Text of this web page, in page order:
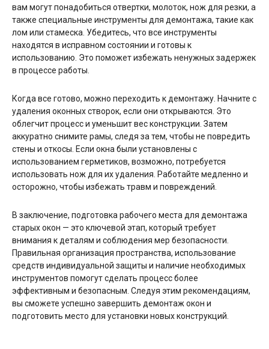
вам могут понадобиться отвертки, молоток, нож для резки, а
также специальные инструменты для демонтажа, такие как
лом или стамеска. Убедитесь, что все инструменты
находятся в исправном состоянии и готовы к
использованию. Это поможет избежать ненужных задержек
в процессе работы.
Когда все готово, можно переходить к демонтажу. Начните с
удаления оконных створок, если они открываются. Это
облегчит процесс и уменьшит вес конструкции. Затем
аккуратно снимите рамы, следя за тем, чтобы не повредить
стены и откосы. Если окна были установлены с
использованием герметиков, возможно, потребуется
использовать нож для их удаления. Работайте медленно и
осторожно, чтобы избежать травм и повреждений.
В заключение, подготовка рабочего места для демонтажа
старых окон — это ключевой этап, который требует
внимания к деталям и соблюдения мер безопасности.
Правильная организация пространства, использование
средств индивидуальной защиты и наличие необходимых
инструментов помогут сделать процесс более
эффективным и безопасным. Следуя этим рекомендациям,
вы сможете успешно завершить демонтаж окон и
подготовить место для установки новых конструкций.